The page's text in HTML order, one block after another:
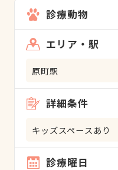
診療動物
エリア・駅
原町駅
詳細条件
キッズスペースあり
診療曜日